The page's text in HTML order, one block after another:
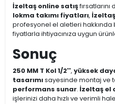
İzeltaş online satış
lokma takımı fiyatları,
profesyonel el aletleri hakkında
fiyatlarla ihtiyacınıza uygun
Sonuç
250 MM T Kol 1/2'', yüksek
tasarımısayesinde montaj ve
performans sunar. İzeltaş el
işlerinizi daha hızlı ve verimli